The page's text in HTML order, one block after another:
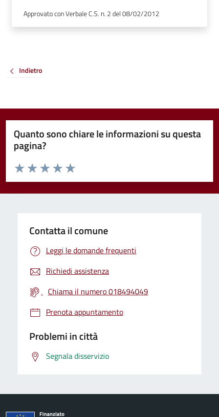
Approvato con Verbale C.S. n. 2 del 08/02/2012
Indietro
Quanto sono chiare le informazioni su questa
pagina?
Valuta da 1 a 5 stelle la pagina
Valuta 5 stelle su 5
Valuta 4 stelle su 5
Valuta 3 stelle su 5
Valuta 2 stelle su 5
Valuta 1 stelle su 5
Contatta il comune
Leggi le domande frequenti
Richiedi assistenza
Chiama il numero 018494049
Prenota appuntamento
Problemi in città
Segnala disservizio